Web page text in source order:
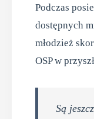
Podczas
dostępnych
młodzież
OSP w
Są